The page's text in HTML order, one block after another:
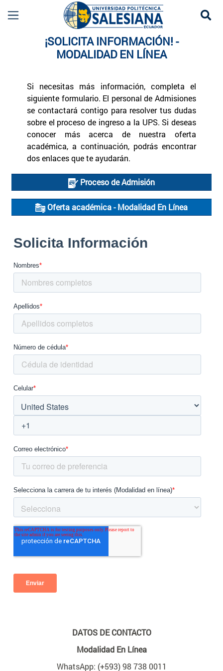
Información Modalidad en Línea UPS |
¡SOLICITA INFORMACIÓN! -
MODALIDAD EN LÍNEA
Si necesitas más información, completa el
siguiente formulario. El personal de Admisiones
se contactará contigo para resolver tus dudas
sobre el proceso de ingreso a la UPS. Si deseas
conocer más acerca de nuestra oferta
académica, a continuación, podrás encontrar
dos enlaces que te ayudarán.
Proceso de Admisión
Oferta académica - Modalidad En Línea
DATOS DE CONTACTO
Modalidad En Línea
WhatsApp: (+593) 98 738 0011